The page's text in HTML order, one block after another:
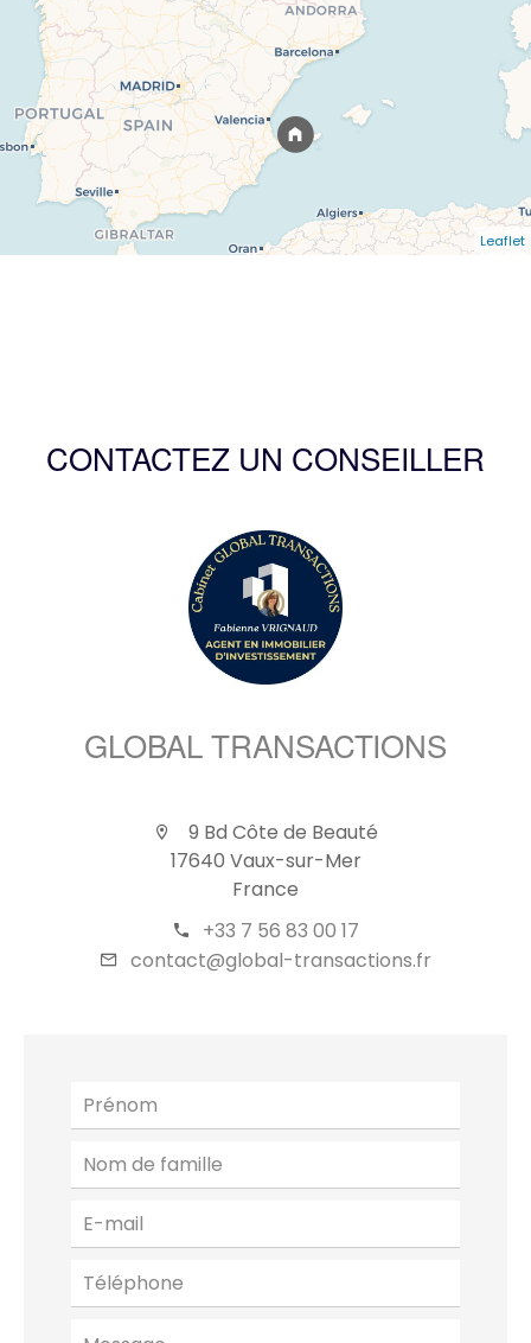
Leaflet
CONTACTEZ UN CONSEILLER
GLOBAL TRANSACTIONS
9 Bd Côte de Beauté
17640 Vaux-sur-Mer
France
+33 7 56 83 00 17
contact@global-transactions.fr